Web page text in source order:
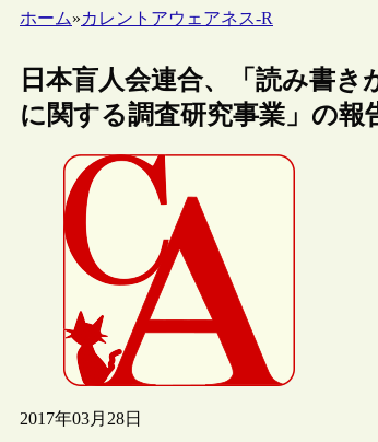
ホーム»カレントアウェアネス-R
日本盲人会連合、「読み書
に関する調査研究事業」の報
2017年03月28日